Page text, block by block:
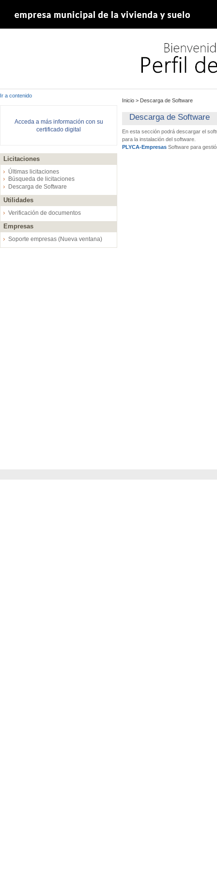
Ir a contenido
Acceda a más información con su
certificado digital
Licitaciones
Últimas licitaciones
Búsqueda de licitaciones
Descarga de Software
Utilidades
Verificación de documentos
Empresas
Soporte empresas (Nueva ventana)
Inicio > Descarga de Software
Descarga de Software
En esta sección podrá descargar el
para la instalación del software.
PLYCA-Empresas Software para